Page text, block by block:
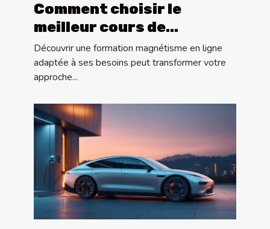
Comment choisir le
meilleur cours de
formation en magnétisme
en ligne ?
Découvrir une formation magnétisme en ligne
adaptée à ses besoins peut transformer votre
approche...